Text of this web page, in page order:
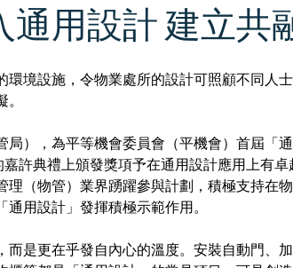
通用設計 建立共
環境設施，令物業處所的設計可照顧不同人
局），為平等機會委員會（平機會）首屆「
許典禮上頒發獎項予在通用設計應用上有
理（物管）業界踴躍參與計劃，積極支持在
用設計」發揮積極示範作用。
是更在乎發自內心的溫度。安裝自動門、